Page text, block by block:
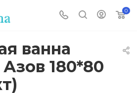
0
ванна
180*80